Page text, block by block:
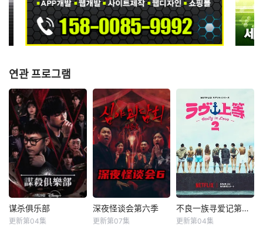
연관 프로그램
谋杀俱乐部
谋杀俱乐部
更新第04集
深夜怪谈会第六季
深夜怪谈会第六季
更新第07集
不良一族寻爱记第二季 不良一族寻爱记第二季
更新第04集